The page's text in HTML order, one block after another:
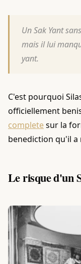
Un Sak Yant
mais il lui
yant.
C'est pourquoi
officiellement
completesur la
benediction qu'il a
Le risque d'un